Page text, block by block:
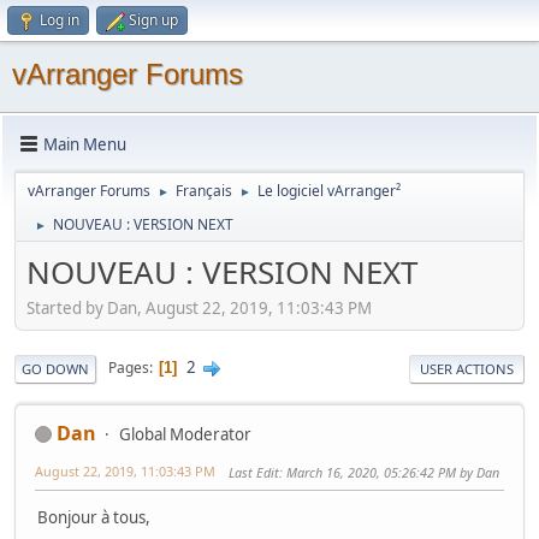
Log in Sign up
vArranger Forums
Main Menu
vArranger Forums ► Français ► Le logiciel vArranger²
► NOUVEAU : VERSION NEXT
NOUVEAU : VERSION NEXT
Started by Dan, August 22, 2019, 11:03:43 PM
GO DOWN Pages 1 2 USER ACTIONS
Dan Global Moderator
August 22, 2019, 11:03:43 PM Last Edit: March 16, 2020, 05:26:42 PM by Dan
Bonjour à tous,